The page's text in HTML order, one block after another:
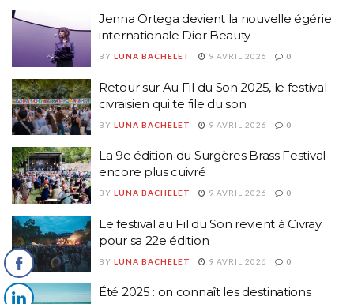
Jenna Ortega devient la nouvelle égérie
internationale Dior Beauty
BY LUNA BACHELET 9 AVRIL 2026 0
Retour sur Au Fil du Son 2025, le festival
civraisien qui te file du son
BY LUNA BACHELET 9 AVRIL 2026 0
La 9e édition du Surgères Brass Festival
encore plus cuivré
BY LUNA BACHELET 9 AVRIL 2026 0
Le festival au Fil du Son revient à Civray
pour sa 22e édition
BY LUNA BACHELET 9 AVRIL 2026 0
Été 2025 : on connaît les destinations